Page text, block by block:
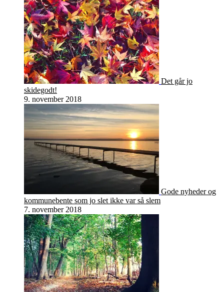
Det går jo
skidegodt!
9. november 2018
Gode nyheder og
kommunebente som jo slet ikke var så slem
7. november 2018